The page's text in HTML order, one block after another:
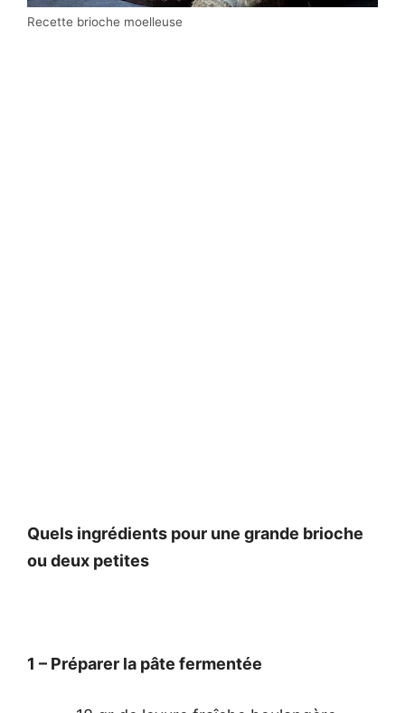
Recette brioche moelleuse
Quels ingrédients pour une grande brioche
ou deux petites
1 – Préparer la pâte fermentée